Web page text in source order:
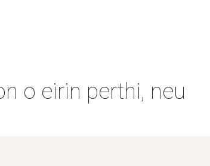
o eirin perthi, neu